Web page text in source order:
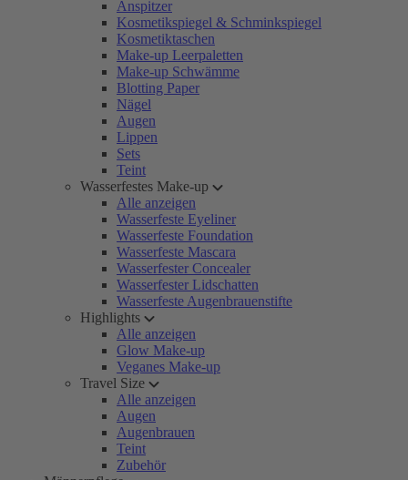
Anspitzer
Kosmetikspiegel & Schminkspiegel
Kosmetiktaschen
Make-up Leerpaletten
Make-up Schwämme
Blotting Paper
Nägel
Augen
Lippen
Sets
Teint
Wasserfestes Make-up
Alle anzeigen
Wasserfeste Eyeliner
Wasserfeste Foundation
Wasserfeste Mascara
Wasserfester Concealer
Wasserfester Lidschatten
Wasserfeste Augenbrauenstifte
Highlights
Alle anzeigen
Glow Make-up
Veganes Make-up
Travel Size
Alle anzeigen
Augen
Augenbrauen
Teint
Zubehör